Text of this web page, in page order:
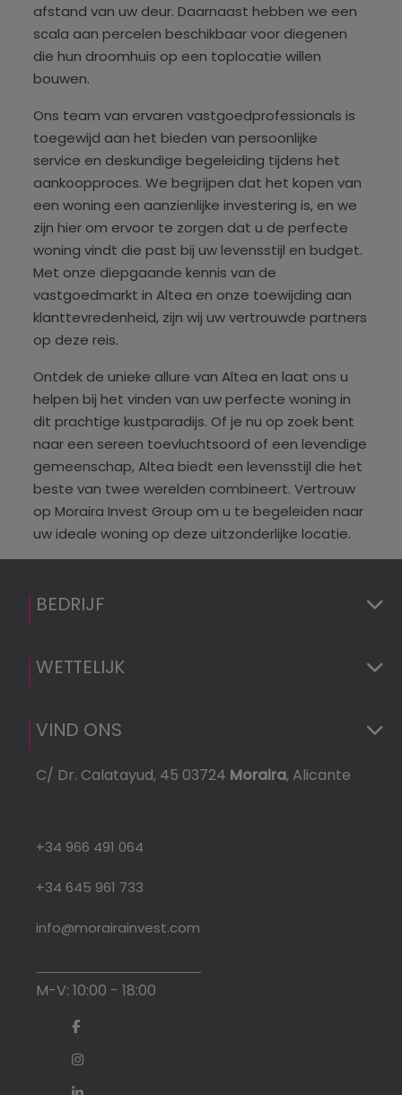
afstand van uw deur. Daarnaast hebben we een
scala aan percelen beschikbaar voor diegenen
die hun droomhuis op een toplocatie willen
bouwen.
Ons team van ervaren vastgoedprofessionals is
toegewijd aan het bieden van persoonlijke
service en deskundige begeleiding tijdens het
aankoopproces. We begrijpen dat het kopen van
een woning een aanzienlijke investering is, en we
zijn hier om ervoor te zorgen dat u de perfecte
woning vindt die past bij uw levensstijl en budget.
Met onze diepgaande kennis van de
vastgoedmarkt in Altea en onze toewijding aan
klanttevredenheid, zijn wij uw vertrouwde partners
op deze reis.
Ontdek de unieke allure van Altea en laat ons u
helpen bij het vinden van uw perfecte woning in
dit prachtige kustparadijs. Of je nu op zoek bent
naar een sereen toevluchtsoord of een levendige
gemeenschap, Altea biedt een levensstijl die het
beste van twee werelden combineert. Vertrouw
op Moraira Invest Group om u te begeleiden naar
uw ideale woning op deze uitzonderlijke locatie.
BEDRIJF
WETTELIJK
VIND ONS
C/ Dr. Calatayud, 45 03724 Moraira, Alicante
+34 966 491 064
+34 645 961 733
info@morairainvest.com
M-V: 10:00 - 18:00